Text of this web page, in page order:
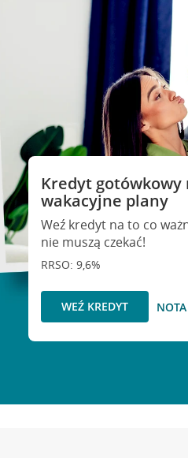
Kredyt gotówkowy
wakacyjne plany
Weź kredyt na to co
nie muszą czekać!
RRSO: 9,6%
WEŹ KREDYT